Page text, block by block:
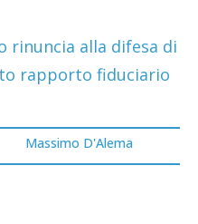
rinuncia alla difesa di
rapporto fiduciario
Massimo D'Alema